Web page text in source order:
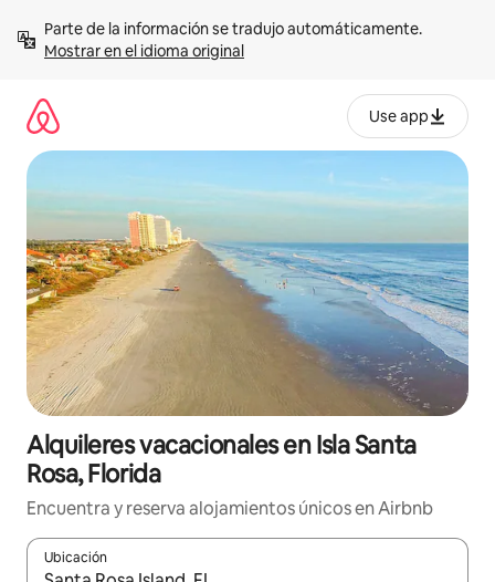
contenidoMostrar en el idioma original
Use app
Alquileres vacacionales en Isla Santa
Rosa, Florida
Encuentra y reserva alojamientos únicos en Airbnb
Ubicación
Cuando los resultados estén disponibles, navega con las